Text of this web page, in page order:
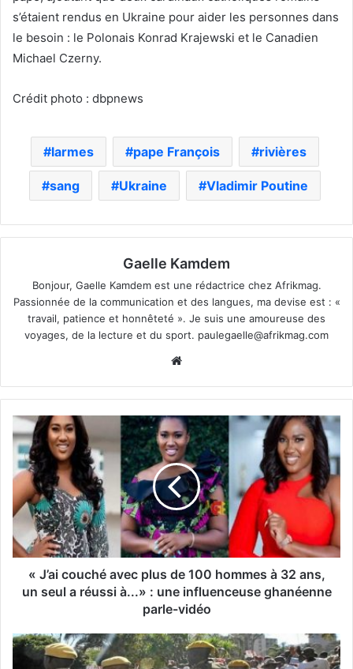
s’étaient rendus en Ukraine pour aider les personnes dans
le besoin : le Polonais Konrad Krajewski et le Canadien
Michael Czerny.
Crédit photo : dbpnews
larmes pape François rivières
sang Ukraine Vladimir Poutine
Gaelle Kamdem
Bonjour, Gaelle Kamdem est une rédactrice chez Afrikmag.
Passionnée de la communication et des langues, ma devise est : «
travail, patience et honnêteté ». Je suis une amoureuse des
voyages, de la lecture et du sport. paulegaelle@afrikmag.com
« J’ai couché avec plus de 100 hommes à 32 ans,
un seul a réussi à...» : une influenceuse ghanéenne
parle-vidéo